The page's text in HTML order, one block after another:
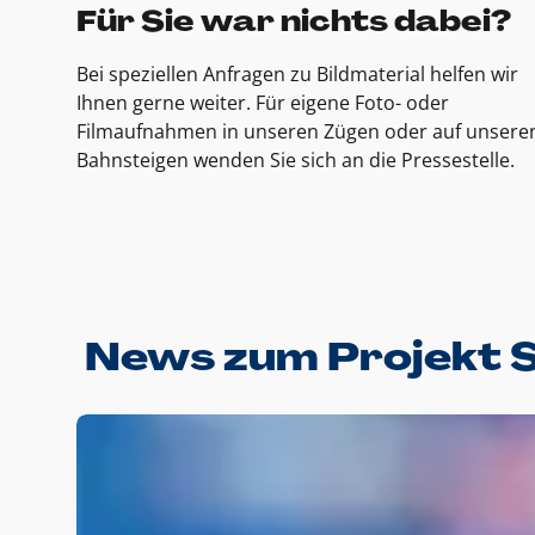
Für Sie war nichts dabei?
Bei speziellen Anfragen zu Bildmaterial helfen wir
Ihnen gerne weiter. Für eigene Foto- oder
Filmaufnahmen in unseren Zügen oder auf
Bahnsteigen wenden Sie sich an die Pressestelle.
News zum Projekt